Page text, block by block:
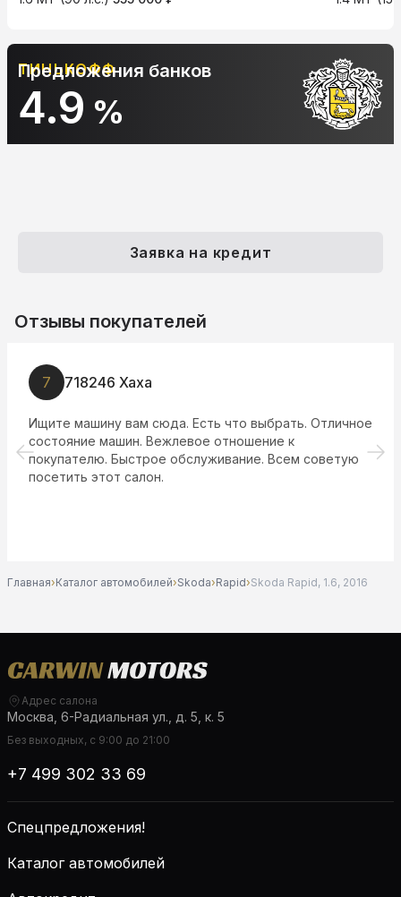
ТИНЬКОФФ
4.9 %
Предложения банков
Заявка на кредит
Отзывы покупателей
7 718246 Хаха
Ищите машину вам сюда. Есть что выбрать. Отличное
состояние машин. Вежлевое отношение к
покупателю. Быстрое обслуживание. Всем советую
посетить этот салон.
Главная›Каталог автомобилей›Skoda›Rapid›Skoda Rapid, 1.6, 2016
Адрес салона
Москва, 6-Радиальная ул., д. 5, к. 5
Без выходных, с 9:00 до 21:00
+7 499 302 33 69
Спецпредложения!
Каталог автомобилей